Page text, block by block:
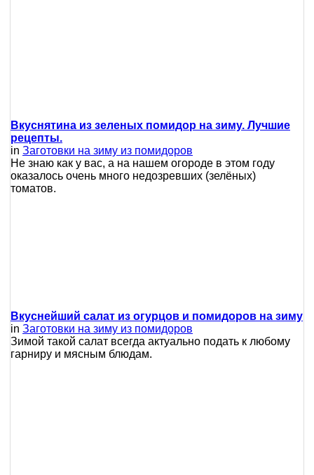
Вкуснятина из зеленых помидор на зиму. Лучшие
рецепты.
in Заготовки на зиму из помидоров
Не знаю как у вас, а на нашем огороде в этом году
оказалось очень много недозревших (зелёных)
томатов.
Вкуснейший салат из огурцов и помидоров на зиму
in Заготовки на зиму из помидоров
Зимой такой салат всегда актуально подать к любому
гарниру и мясным блюдам.